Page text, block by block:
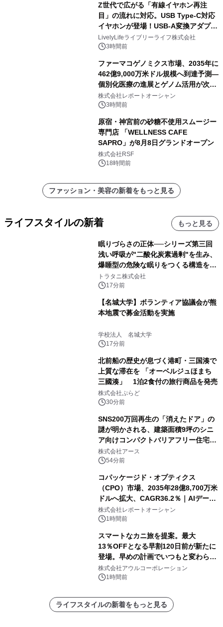
Z世代で広がる「有線イヤホン再注
目」の流れに対応。USB Type-C対応
イヤホンが登場！USB-A変換アダプタ
ー付きでスマホからパソコンまで幅広
く活用可能
LivelyLifeライブリーライフ株式会社
3時間前
ファーマコゲノミクス市場、2035年に
462億9,000万米ドル規模へ到達予測―
個別化医療の進展とゲノム活用が次世
代ヘルスケア投資を加速
株式会社レポートオーシャン
3時間前
原宿・神宮前の砂糖不使用スムージー
専門店 「WELLNESS CAFE
SAPRO」が8月8日グランドオープン
株式会社RSF
18時間前
ファッション・美容の新着をもっと見る
ライフスタイルの新着 もっと見る
眠りづらさの正体──シリーズ第三回
浅い呼吸が"二酸化炭素過剰"を生み、
爆睡型の危険な眠りをつくる構造を解
説
トラタニ株式会社
17分前
【名城大学】ボランティア協議会が熊
本地震で募金活動を実施
学校法人 名城大学
17分前
北前船の歴史が息づく港町・三国湊で
上質な滞在を 「オーベルジュほまち
三國湊」 1泊2食付の旅行商品を発売
株式会社ぷらど
30分前
SNS200万回再生の「消えたドア」の
謎が明かされる、建築面積9坪のシニ
ア向けコンパクトバリアフリー住宅が
誕生
株式会社アース
54分前
コパッケージド・オプティクス
（CPO）市場、2035年28億8,700万米
ドルへ拡大、CAGR36.2％｜AIデータ
センター・高速光通信需要が成長を加
速
株式会社レポートオーシャン
1時間前
スマートなカニ旅を提案。最大
13％OFFとなる早割120日前が新たに
登場。早めの計画でいつもと変わらぬ
大人の冬旅を。ー夕日ヶ浦温泉「佳松
苑 別邸ふうか」ー
株式会社アウルコーポレーション
1時間前
ライフスタイルの新着をもっと見る